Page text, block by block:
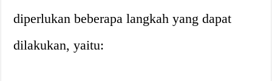
diperlukan beberapa langkah yang dapat
dilakukan, yaitu: